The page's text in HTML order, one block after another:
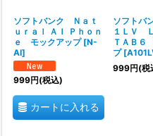
ソフトバンク Ｎａｔ
ｕｒａｌ ＡＩ Ｐｈｏｎ
ｅ モックアップ [N-
AI]
999円(税込)
カートに入れる
ソフトバ
１ＬＶ
ＴＡＢ６
プ [
999円(税